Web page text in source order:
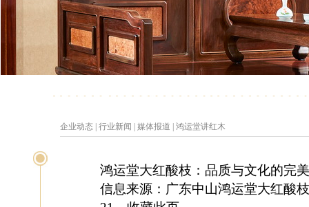
企业动态 行业新闻 媒体报道 鸿运堂讲红木
鸿运堂大红酸枝：品质与文化的完
信息来源：广东中山鸿运堂大红酸